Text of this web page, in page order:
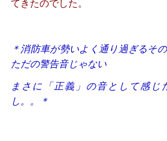
てきたのでした。
＊消防車が勢いよく通り過ぎるそ
ただの警告音じゃない
まさに「正義」の音として感
し。。＊